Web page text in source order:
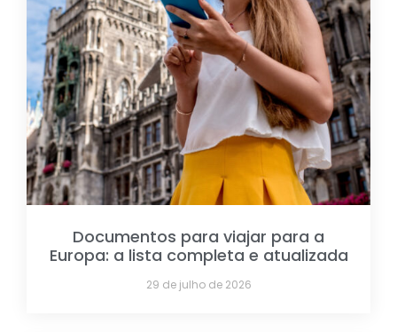
Documentos para viajar para a
Europa: a lista completa e atualizada
29 de julho de 2026